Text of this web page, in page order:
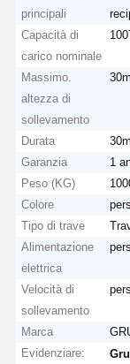
Casa
Fatory Tour
principali
Capacità di
carico nominale
Massimo.
altezza di
sollevamento
30m
Durata
30m
Garanzia
1
Peso (KG)
Colore
Tipo di trave
Alimentazione
elettrica
Velocità di
sollevamento
Marca
Evidenziare: